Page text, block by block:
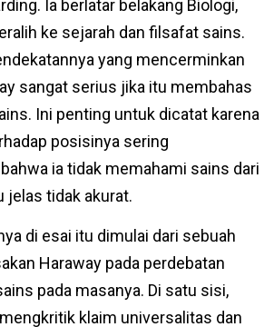
Ia berlatar belakang Biologi,
ke sejarah dan filsafat sains.
yang mencerminkan
sangat serius jika itu membahas
Ini penting untuk dicatat karena
posisinya sering
ia tidak memahami sains dari
jelas tidak akurat.
di esai itu dimulai dari sebuah
Haraway pada perdebatan
pada masanya. Di satu sisi,
klaim universalitas dan